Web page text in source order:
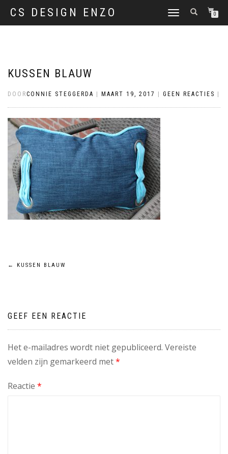
CS DESIGN ENZO
SCHAKEL
0
KUSSEN BLAUW
DOORCONNIE STEGGERDA MAART 19, 2017 GEEN REACTIES
Bericht
← KUSSEN BLAUW
GEEF EEN REACTIE
Het e-mailadres wordt niet gepubliceerd. Vereiste
velden zijn gemarkeerd met*
Reactie *